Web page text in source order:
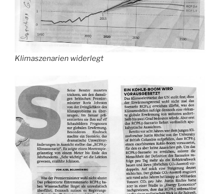
Klimaszenarien widerlegt